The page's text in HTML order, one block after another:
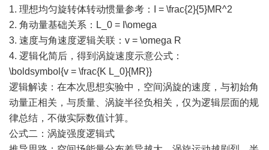
1. 理想均匀旋转体转动惯量参考：I = \frac{2}{5}MR^2
2. 角动量基础关系：L_0 = I\omega
3. 速度与角速度逻辑关联：v = \omega R
4. 逻辑化简后，得到涡旋速度示意公式：
\boldsymbol{v = \frac{K L_0}{MR}}
逻辑解读：在本次思想实验中，空间涡旋的速度，与初始角
动量正相关，与质量、涡旋半径负相关，仅为逻辑层面的规
律总结，不做实际数值计算。
公式二：涡旋强度逻辑式